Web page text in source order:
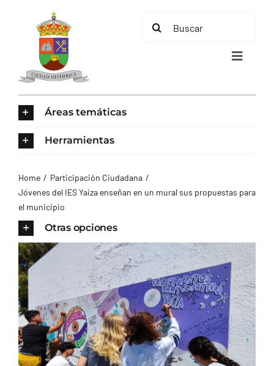
contenido
Buscar:
Toggle
AYUNTAMIENTO
TURISMO
CONTACTO
Áreas temáticas
Herramientas
Home
Participación Ciudadana
Jóvenes del IES Yaiza enseñan en un mural sus propuestas para
el municipio
Otras opciones